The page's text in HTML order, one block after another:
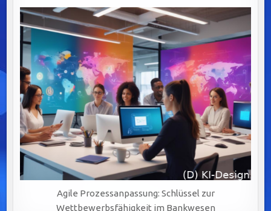
Agile Prozessanpassung: Schlüssel zur
Wettbewerbsfähigkeit im Bankwesen